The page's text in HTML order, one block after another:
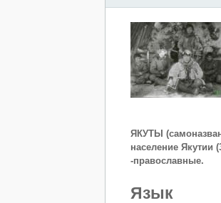
ЯКУТЫ
население Якутии
-православные.
Язык